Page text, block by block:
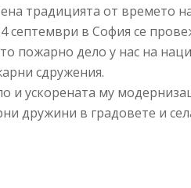
традицията от времето
септември в София се
пожарно дело у нас на
сдружения.
и ускорената му
дружини в градовете и